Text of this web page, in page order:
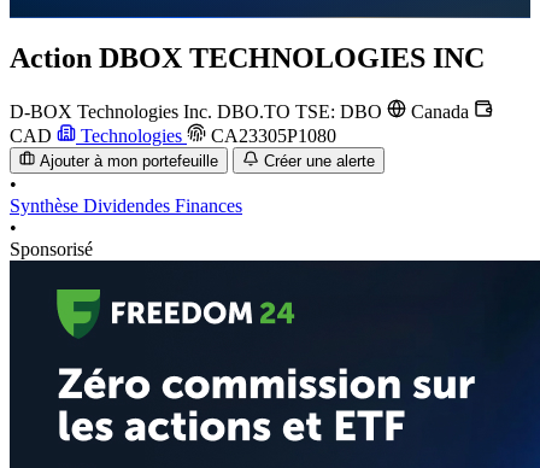
Action DBOX TECHNOLOGIES INC
D-BOX Technologies Inc. DBO.TO TSE: DBO
Canada
CAD
Technologies CA23305P1080
Ajouter à mon portefeuille Créer une alerte
•
Synthèse Dividendes Finances
•
Sponsorisé